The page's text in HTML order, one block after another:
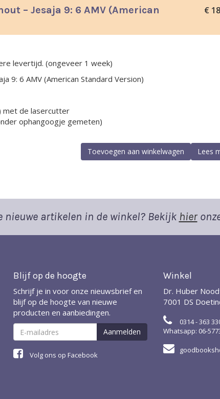
– Jesaja 9: 6 AMV (American
€
levertijd. (ongeveer 1 week)
9: 6 AMV (American Standard Version)
met de lasercutter
ophangoogje gemeten)
Lees
Toevoegen aan winkelwagen
nieuwe artikelen in de winkel? Bekijk hier
Blijf op de hoogte
Schrijf je in voor onze nieuwsbrief en
blijf op de hoogte van nieuwe
producten en aanbiedingen.
Volg ons op Facebook
Winkel
Dr. Huber
7001 DS
0314 - 363
Whatsapp: 06-